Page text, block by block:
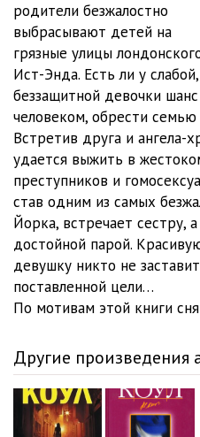
01_08_Beglyanka
01_09_Beglyanka
01_10_Beglyanka
01_11_Beglyanka
01_12_Beglyanka
01_13_Beglyanka
01_14_Beglyanka
01_15_Beglyanka
01_16_Beglyanka
01_18_Beglyanka
01_19_Beglyanka
родители безжалостно
выбрасывают детей на
грязные улицы
Ист-Энда. Есть ли у слабой,
беззащитной девочки
человеком, обрести семью
Встретив друга и ангела-
удается выжить в
преступников и
став одним из самых
Йорка, встречает сестру,
достойной парой.
девушку никто не
поставленной цели…
По мотивам этой книги
Другие произведения